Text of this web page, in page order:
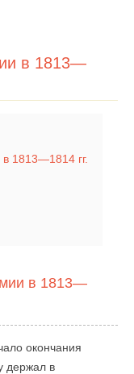
в 1813—
1813—1814 гг.
в 1813—
окончания
держал в